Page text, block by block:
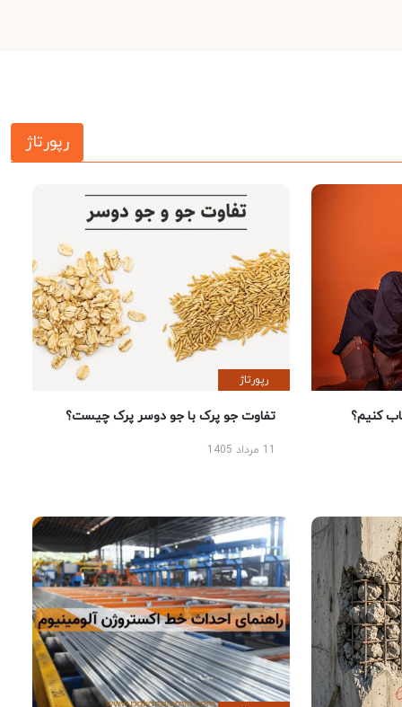
رپورتاژ
کنیم؟
رپورتاژ
تفاوت جو پرک با جو دوسر پرک چیست؟